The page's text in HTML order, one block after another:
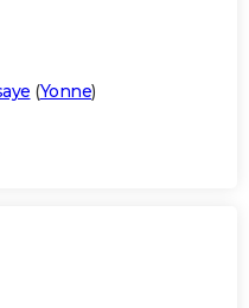
(Yonne)